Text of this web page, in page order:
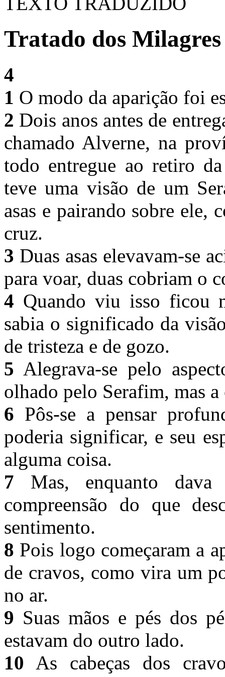
Tratado dos
4
1 O modo da aparição foi
2 Dois anos antes de
chamado Alverne, na
todo entregue ao retiro
teve uma visão de um
asas e pairando sobre ele,
cruz.
3 Duas asas elevavam-se
para voar, duas cobriam o
4 Quando viu isso ficou
sabia o significado da
de tristeza e de gozo.
5 Alegrava-se pelo
olhado pelo Serafim, mas
6 Pôs-se a pensar
poderia significar, e seu
alguma coisa.
7 Mas, enquanto
compreensão do que
sentimento.
8 Pois logo começaram a
de cravos, como vira um
no ar.
9 Suas mãos e pés dos
estavam do outro lado.
10 As cabeças dos